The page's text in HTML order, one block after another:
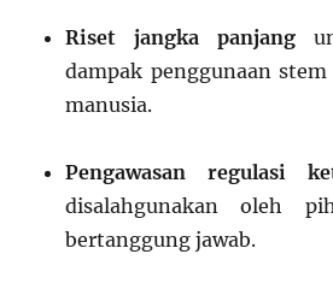
Riset jangka panjang
dampak penggunaan
manusia.
Pengawasan regulasi
disalahgunakan oleh
bertanggung jawab.